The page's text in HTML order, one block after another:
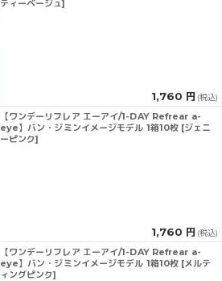
ティーベージュ]
1,760 円 (税込)
【ワンデーリフレア エーアイ/1-DAY Refrear a-
eye】バン・ジミンイメージモデル 1箱10枚 [ジェニ
ーピンク]
1,760 円 (税込)
【ワンデーリフレア エーアイ/1-DAY Refrear a-
eye】バン・ジミンイメージモデル 1箱10枚 [メルテ
ィングピンク]